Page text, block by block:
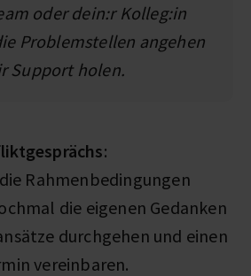
oder dein:r Kolleg:in
Problemstellen angehen
Support holen.
:
Rahmenbedingungen
die eigenen Gedanken
durchgehen und einen
vereinbaren.